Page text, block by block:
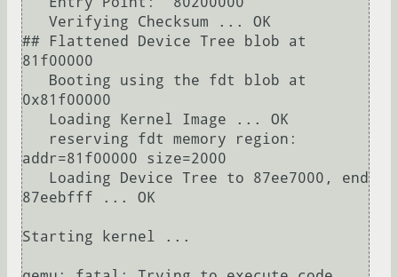
## Flattened Device Tree blob at
81f00000
0x81f00000
addr=81f00000 size=2000
87eebfff ... OK
Starting kernel ...